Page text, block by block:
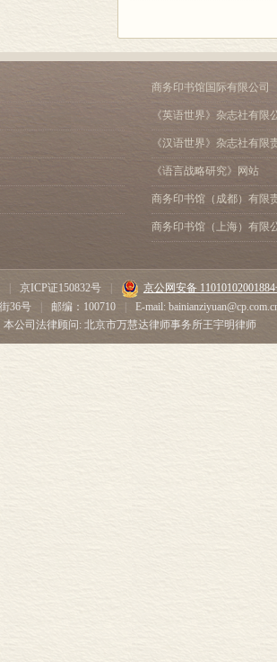
商务印书馆国际有限公司
《英语世界》杂志社有限
《汉语世界》杂志社有限
《语言战略研究》网站
商务印书馆（成都）有限
商务印书馆（上海）有限
京ICP证150832号
京公网安备
36号
邮编：100710
E-mail:
本公司法律顾问: 北京市万慧达律师事务所王宇明律师